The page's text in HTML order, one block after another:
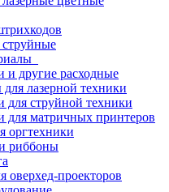
и другие расходные
лазерной техники
для струйной техники
для матричных принтеров
оргтехники
риббоны
оверхед-проекторов